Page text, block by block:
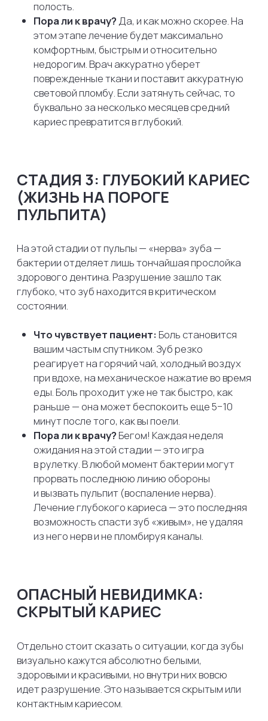
визуально кажутся абсолютно белыми,
здоровыми и красивыми, но внутри них вовсю
идет разрушение. Это называется скрытым или
контактным кариесом.
Он развивается на стыках между зубами
(в межзубных промежутках). Бактерии
проникают туда из-за плохой очистки нитью,
проедают эмаль на боковой стенке зуба и уходят
глубоко внутрь. Сверху зуб выглядит идеальным,
но внутри он уже пустой, как выеденное яйцо.
Часто такой кариес обнаруживается только
с помощью регулярного выполнения
рентгеновских снимков (прицельных или
панорамных) и осмотра у стоматолога
с использованием специального
увеличительного оборудования (бинокуляров
Чек-лист: когда откладывать визит больше
нельзя
Проверьте себя. Если у вас есть хотя бы один
из этих симптомов, отложите все дела
и запишитесь на прием:
Вы чувствуете дискомфорт или оскомину,
когда пьете холодную воду или едите
Язык постоянно цепляется
за шероховатость или острый край на каком-
то зубе.
Зубная нить при чистке между зубами
постоянно рвется или лохматится.
Появился неприятный запах изо рта, который
не исчезает даже после чистки зубов
(бактерии в кариозной полости выделяют
продукты распада).
Визуально вы видите потемнение под эмалью
или явную «дырочку».
ЗАКЛЮЧЕНИЕ
Отвечая на вопрос из заголовка:ждать при
кариесе нельзя никогда.Он никогда
не останавливается сам по себе и не заживает,
как порез на коже. Зубной кариес — это процесс,
который идет только в одном направлении:
меньше времени проведете в кресле, тем целее
будут ваши нервы и тем меньше пострадает ваш
семейный бюджет. Идеальный вариант —
кариес еще до того, как он начнет доставлять
вам хоть какой-то дискомфорт.
+7 (969) 444-00-11